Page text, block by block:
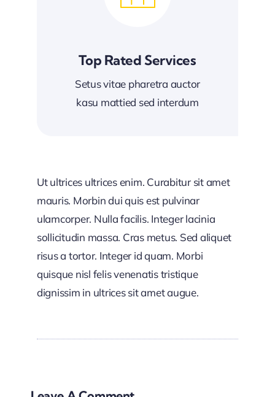
Top Rated Services
Setus vitae pharetra auctor
kasu mattied sed interdum
Ut ultrices ultrices enim. Curabitur sit amet
mauris. Morbin dui quis est pulvinar
ulamcorper. Nulla facilis. Integer lacinia
sollicitudin massa. Cras metus. Sed aliquet
risus a tortor. Integer id quam. Morbi
quisque nisl felis venenatis tristique
dignissim in ultrices sit amet augue.